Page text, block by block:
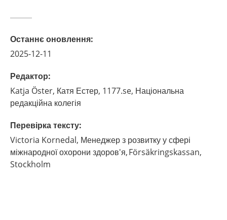
Останнє оновлення:
2025-12-11
Редактор:
Katja Öster, Катя Естер, 1177.se, Національна
редакційна колегія
Перевірка тексту:
Victoria Kornedal, Менеджер з розвитку у сфері
міжнародної охорони здоров'я, Försäkringskassan,
Stockholm